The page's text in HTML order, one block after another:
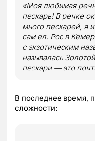
«Моя любимая
пескарь! В речке
много пескарей, я
сам ел. Рос в
с экзотическим
называлась
пескари — это
В последнее время,
сложности: